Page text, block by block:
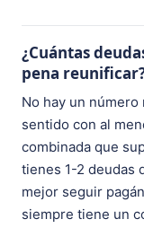
¿Cuántas
pena
No hay un
sentido con al
combinada que
tienes 1-2 deudas
mejor seguir
siempre tiene un